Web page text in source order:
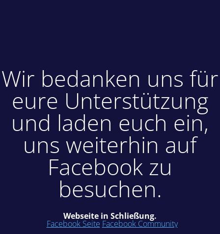
Wir bedanken uns für
eure Unterstützung
und laden euch ein,
uns weiterhin auf
Facebook zu
besuchen.
Webseite in Schließung.
Facebook Seite Facebook Community